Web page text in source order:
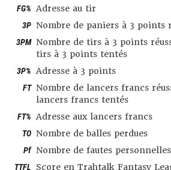
FG% Adresse au tir
3P Nombre de paniers à 3 points
3PM Nombre de tirs à 3 points
tirs à 3 points tentés
3P% Adresse à 3 points
FT Nombre de lancers francs
lancers francs tentés
FT% Adresse aux lancers francs
TO Nombre de balles perdues
Pf Nombre de fautes personnelles
TTFL Score en Trahtalk Fantasy